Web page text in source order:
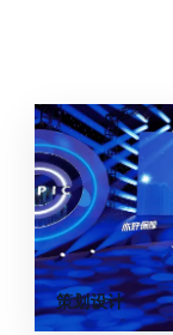
策划设计